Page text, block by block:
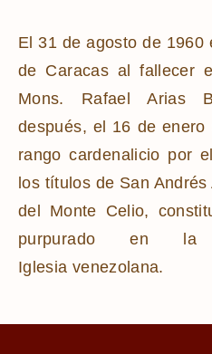
El 31 de agosto de 1960
de Caracas al fallecer
Mons. Rafael Arias
después, el 16 de
rango cardenalicio por
los títulos de San
del Monte Celio,
purpurado en
Iglesia venezolana.